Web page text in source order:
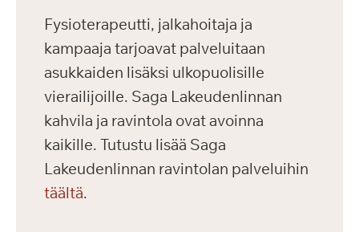
Fysioterapeutti, jalkahoitaja ja
kampaaja tarjoavat palveluitaan
asukkaiden lisäksi ulkopuolisille
vierailijoille. Saga Lakeudenlinnan
kahvila ja ravintola ovat avoinna
kaikille. Tutustu lisää Saga
Lakeudenlinnan ravintolan palveluihin
täältä.